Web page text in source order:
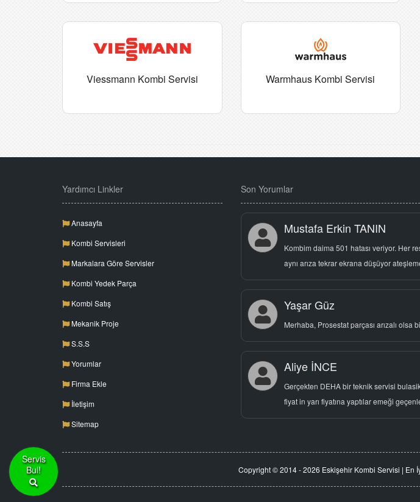
Viessmann Kombi Servisi Warmhaus Kombi Servisi
Servis
Bul!
Yardımcı Linkler
Anasayfa
Kombi Servisleri
Markalara Göre Servisler
Kombi Yedek Parça
Kombi Satış
Mekanik Proje
S.S.S
Yorumlar
Firma Ekle
İletişim
Sitemap
Son Yorumlar
Mustafa Erkin TANIN
Kombim daima 501 hatası veriyor. Her
aynı arıza tekrar ekrana düşüyor
Yaşar Güz
Merhaba, Prosestat parçası arızalı olsa
Aliye İNCE
Gerçekten DEHA bir teknik servisi
fiyat in yarı fiyatına yaptılar emeği
Copyright © 2014 - 2026 Eskişehir Kombi Servisi | En